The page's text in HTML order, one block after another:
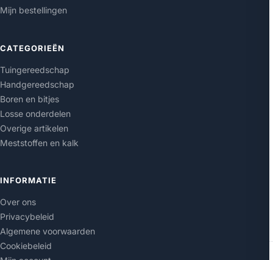
Mijn bestellingen
CATEGORIEËN
Tuingereedschap
Handgereedschap
Boren en bitjes
Losse onderdelen
Overige artikelen
Meststoffen en kalk
INFORMATIE
Over ons
Privacybeleid
Algemene voorwaarden
Cookiebeleid